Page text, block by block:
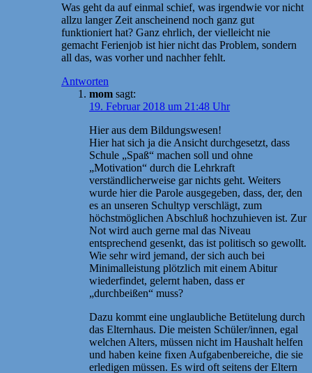
Was geht da auf einmal schief, was irgendwie vor nicht
allzu langer Zeit anscheinend noch ganz gut
funktioniert hat? Ganz ehrlich, der vielleicht nie
gemacht Ferienjob ist hier nicht das Problem, sondern
all das, was vorher und nachher fehlt.
Antworten
mom sagt:
19. Februar 2018 um 21:48 Uhr
Hier aus dem Bildungswesen!
Hier hat sich ja die Ansicht durchgesetzt, dass
Schule „Spaß“ machen soll und ohne
„Motivation“ durch die Lehrkraft
verständlicherweise gar nichts geht. Weiters
wurde hier die Parole ausgegeben, dass, der, den
es an unseren Schultyp verschlägt, zum
höchstmöglichen Abschluß hochzuhieven ist. Zur
Not wird auch gerne mal das Niveau
entsprechend gesenkt, das ist politisch so gewollt.
Wie sehr wird jemand, der sich auch bei
Minimalleistung plötzlich mit einem Abitur
wiederfindet, gelernt haben, dass er
„durchbeißen“ muss?
Dazu kommt eine unglaubliche Betütelung durch
das Elternhaus. Die meisten Schüler/innen, egal
welchen Alters, müssen nicht im Haushalt helfen
und haben keine fixen Aufgabenbereiche, die sie
erledigen müssen. Es wird oft seitens der Eltern